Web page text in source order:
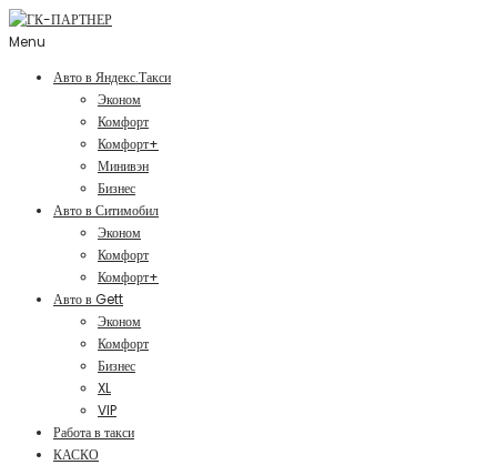
Menu
Авто в Яндекс.Такси
Эконом
Комфорт
Комфорт+
Минивэн
Бизнес
Авто в Ситимобил
Эконом
Комфорт
Комфорт+
Авто в Gett
Эконом
Комфорт
Бизнес
XL
VIP
Работа в такси
КАСКО